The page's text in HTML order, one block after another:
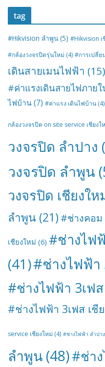
tag
#Hikvision ลำพูน (5) #Hikvision เ
#กล้องวงจรปิดรุ่นใหม่ (4) #การเปลี่ย
เดินสายเมนไฟฟ้า (15)
#ค่าแรงเดินสายไฟภาย
ไฟบ้าน(7) #ค่าแรง เดินไฟบ้าน (4)
กล้องวงจรปิด on site service เชียงใ
วงจรปิด ลำปาง
วงจรปิด ลำพูน
วงจรปิด เชียงให
ลำพูน (21) #ช่างคอม
เชียงใหม่ (6) #ช่างไฟ
(41)#ช่างไฟฟ้า
#ช่างไฟฟ้า 3เฟ
#ช่างไฟฟ้า 3เฟส เชี
service เชียงใหม่ (4) #ช่างไฟฟ้า ลำปาง
ลำพูน (48)#ช่า